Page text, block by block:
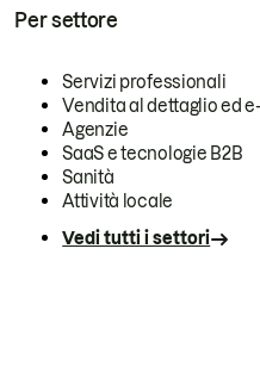
Per settore
Servizi professionali
Vendita al dettaglio ed
Agenzie
SaaS e tecnologie B2B
Sanità
Attività locale
Vedi tutti i settori